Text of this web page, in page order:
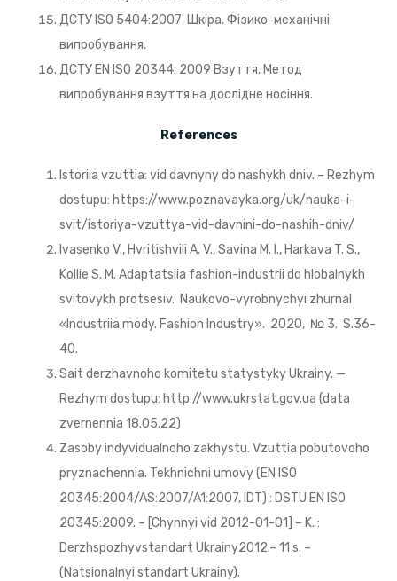
ДСТУ ISO 5404:2007 Шкіра. Фізико-механічні
випробування.
ДСТУ EN ISO 20344: 2009 Взуття. Метод
випробування взуття на дослідне носіння.
References
Istoriia vzuttia: vid davnyny do nashykh dniv. – Rezhym
dostupu: https://www.poznavayka.org/uk/nauka-i-
svit/istoriya-vzuttya-vid-davnini-do-nashih-dniv/
Ivasenko V., Hvritishvili A. V., Savina M. I., Harkava T. S.,
Kollie S. M. Adaptatsiia fashion-industrii do hlobalnykh
svitovykh protsesiv. Naukovo-vyrobnychyi zhurnal
«Industriia mody. Fashion Industry». 2020, № 3. S.36-
40.
Sait derzhavnoho komitetu statystyky Ukrainy. —
Rezhym dostupu: http://www.ukrstat.gov.ua (data
zvernennia 18.05.22)
Zasoby indyvidualnoho zakhystu. Vzuttia pobutovoho
pryznachennia. Tekhnichni umovy (EN ISO
20345:2004/AS:2007/A1:2007, IDT) : DSTU EN ISO
20345:2009. – [Chynnyi vid 2012-01-01] – K. :
Derzhspozhyvstandart Ukrainy2012.– 11 s. –
(Natsionalnyi standart Ukrainy).